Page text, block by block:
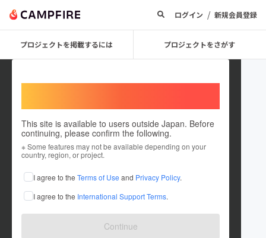
ログイン / 新規会員登録
プロジェクトを掲載するには プロジェクトをさがす
This site is available to users outside Japan. Before
continuing, please confirm the following.
※ Some features may not be available depending on your
country, region, or project.
I agree to the Terms of Use and Privacy Policy.
I agree to the International Support Terms.
Continue
YoruNoAkari
これまでに1件のプロジェクトを投稿しています
在住国：日本 現在地：東京都
出身国：日本 出身地：東京都